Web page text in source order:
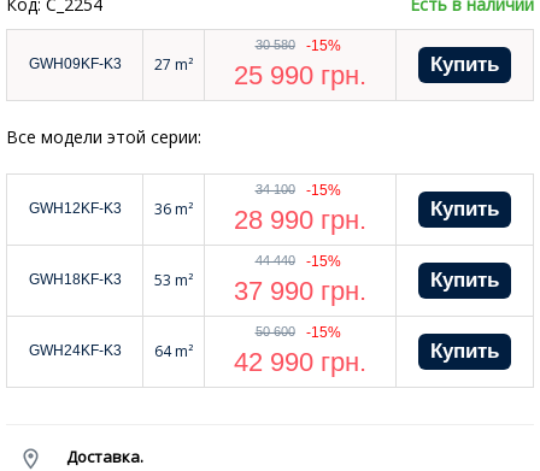
GWH09KF-K3 27 m²
30 580 -15%
25 990 грн.
Все модели этой серии:
GWH12KF-K3 36 m²
34 100 -15%
28 990 грн.
GWH18KF-K3 53 m²
44 440 -15%
37 990 грн.
GWH24KF-K3 64 m²
50 600 -15%
42 990 грн.
Доставка.